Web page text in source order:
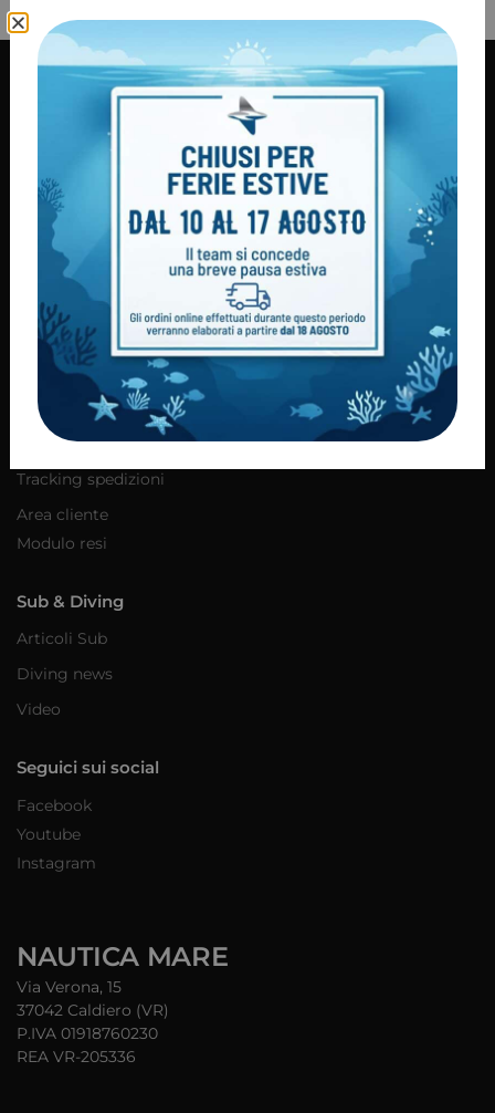
Informazioni
Consegna dei prodotti
Modalità di pagamento
Diritto di recesso
Privacy policy
Cookie Policy
Servizi
Servizio Clienti
Tracking spedizioni
Area cliente
Modulo resi
Sub & Diving
Articoli Sub
Diving news
Video
Seguici sui social
Facebook
Youtube
Instagram
NAUTICA MARE
Via Verona, 15
37042 Caldiero (VR)
P.IVA 01918760230
REA VR-205336